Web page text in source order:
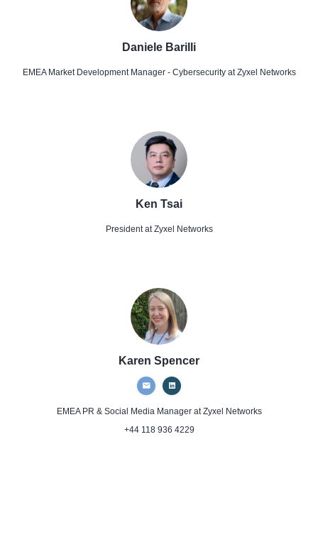
Daniele Barilli
EMEA Market Development Manager - Cybersecurityat Zyxel Networks
Ken Tsai
Presidentat Zyxel Networks
Karen Spencer
EMEA PR & Social Media Managerat Zyxel Networks
+44 118 936 4229